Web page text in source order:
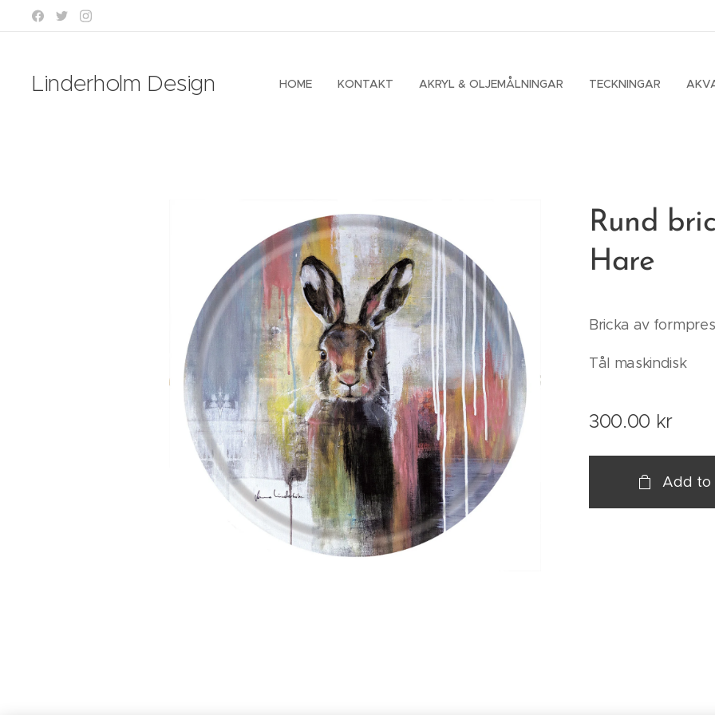
Linderholm Design HOME KONTAKT AKRYL & OLJEMÅLNINGAR TECKNINGAR
Rund
Hare
Bricka av
Tål maskindisk
300.00 kr
Add to